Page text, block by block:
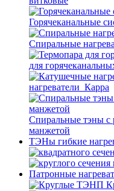
Горячеканальные
Спиральные
для
нагреватели_Карра
Спиральные тэны с
манжетой
ТЭНы гибкие
Патронные